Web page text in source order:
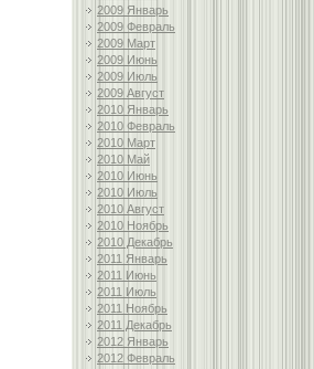
2009 Январь
2009 Февраль
2009 Март
2009 Июнь
2009 Июль
2009 Август
2010 Январь
2010 Февраль
2010 Март
2010 Май
2010 Июнь
2010 Июль
2010 Август
2010 Ноябрь
2010 Декабрь
2011 Январь
2011 Июнь
2011 Июль
2011 Ноябрь
2011 Декабрь
2012 Январь
2012 Февраль